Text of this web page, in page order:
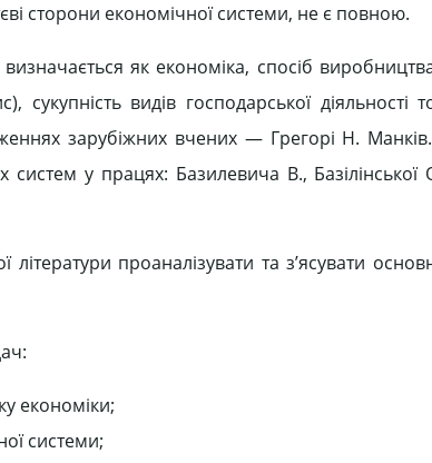
сторони економічної системи, не є повною.
як економіка, спосіб
сукупність видів господарської
зарубіжних вчених — Грегорі Н.
систем у працях: Базилевича В.,
проаналізувати та з’ясувати
економіки;
системи;